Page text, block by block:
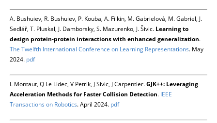
A. Bushuiev, R. Bushuiev, P. Kouba, A. Filkin, M. Gabrielová, M. Gabriel, J.
Sedlář, T. Pluskal, J. Damborsky, S. Mazurenko, J. Šivic. Learning to
design protein-protein interactions with enhanced generalization.
The Twelfth International Conference on Learning Representations. May
2024. pdf
L Montaut, Q Le Lidec, V Petrik, J Sivic, J Carpentier.GJK++: Leveraging
Acceleration Methods for Faster Collision Detection. IEEE
Transactions on Robotics. April 2024. pdf